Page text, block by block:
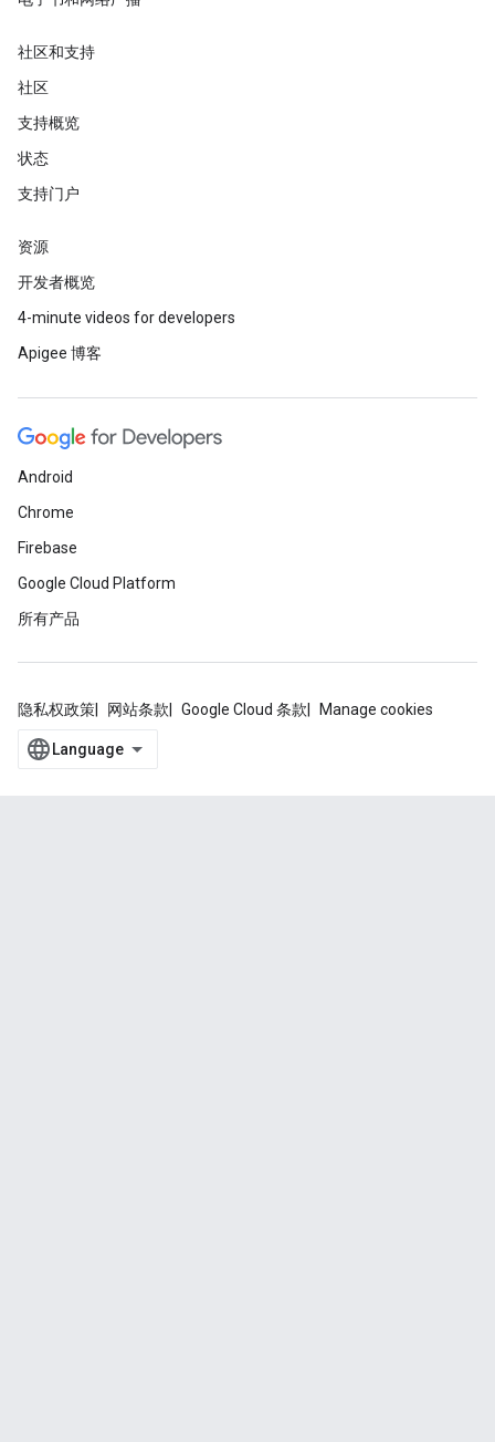
社区和支持
社区
支持概览
状态
支持门户
资源
开发者概览
4-minute videos for developers
Apigee 博客
Android
Chrome
Firebase
Google Cloud Platform
所有产品
隐私权政策 网站条款 Google Cloud 条款 Manage cookies